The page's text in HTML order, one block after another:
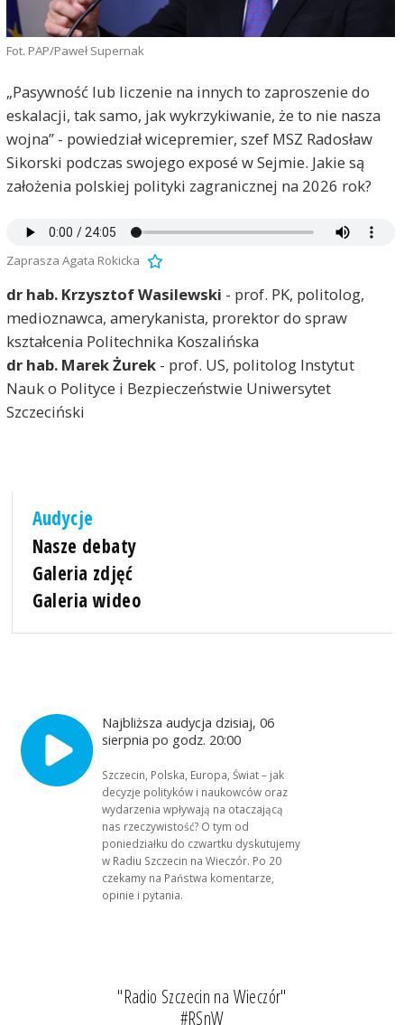
Fot. PAP/Paweł Supernak
„Pasywność lub liczenie na innych to zaproszenie do
eskalacji, tak samo, jak wykrzykiwanie, że to nie nasza
wojna” - powiedział wicepremier, szef MSZ Radosław
Sikorski podczas swojego exposé w Sejmie. Jakie są
założenia polskiej polityki zagranicznej na 2026 rok?
Zaprasza Agata Rokicka
dr hab. Krzysztof Wasilewski - prof. PK, politolog,
medioznawca, amerykanista, prorektor do spraw
kształcenia Politechnika Koszalińska
dr hab. Marek Żurek - prof. US, politolog Instytut
Nauk o Polityce i Bezpieczeństwie Uniwersytet
Szczeciński
Audycje
Nasze debaty
Galeria zdjęć
Galeria wideo
Najbliższa audycja dzisiaj, 06
sierpnia po godz. 20:00
Szczecin, Polska, Europa, Świat – jak
decyzje polityków i naukowców oraz
wydarzenia wpływają na otaczającą
nas rzeczywistość? O tym od
poniedziałku do czwartku dyskutujemy
w Radiu Szczecin na Wieczór. Po 20
czekamy na Państwa komentarze,
opinie i pytania.
"Radio Szczecin na Wieczór"
#RSnW